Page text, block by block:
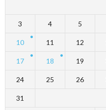
3 4 5
10 11 12
17 18 19
24 25 26
31